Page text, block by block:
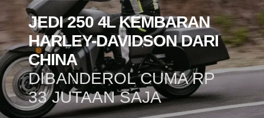
JEDI 250 4L KEMBARAN
HARLEY-DAVIDSON DARI
CHINA
DIBANDEROL CUMA RP
33 JUTAAN SAJA